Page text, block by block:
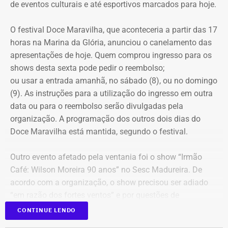
Justiça Eleitoral durante o registro da candidatura. As
qualquer eleitor no sistema DivulgaCand, do Tribunal
Superior Eleitoral (TSE).
de eventos culturais e até esportivos marcados para hoje.
O festival Doce Maravilha, que aconteceria a partir das 17
horas na Marina da Glória, anunciou o canelamento das
apresentações de hoje. Quem comprou ingresso para os
shows desta sexta pode pedir o reembolso;
ou usar a entrada amanhã, no sábado (8), ou no domingo
(9). As instruções para a utilização do ingresso em outra
data ou para o reembolso serão divulgadas pela
organização. A programação dos outros dois dias do
Doce Maravilha está mantida, segundo o festival.
Outro evento afetado pela ventania foi o show “Irmão
Café: Wilson Moreira 90 anos” no Sesc Madureira. De
acordo com a organização, o show precisou ser adiado
segurança do público, da equipe técnica e dos artistas.
Uma nova data ainda será definida e divulgada.
CONTINUE LENDO